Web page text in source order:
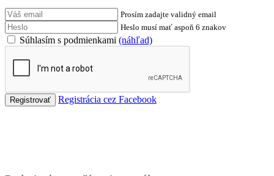
Prosím zadajte validný email
Heslo musí mať aspoň 6 znakov
Súhlasím s podmienkami (náhľad)
Registrácia cez Facebook